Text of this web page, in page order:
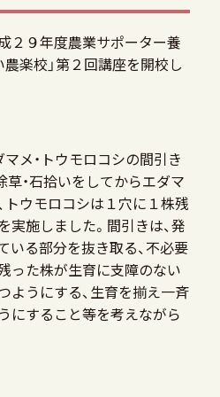
成２９年度農業サポーター養
農楽校」第２回講座を開校し
メ・トウモロコシの間引き
草・石拾いをしてからエダマ
トウモロコシは１穴に１株残
実施しました。間引きは、発
いる部分を抜き取る、不必要
った株が生育に支障のない
ようにする、生育を揃え一斉
にすること等を考えながら